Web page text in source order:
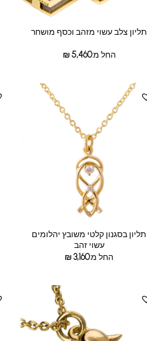
תליון צלב עשוי מזהב וכסף מושחר
החל מ: ₪5,460
תליון בסגנון קלטי משובץ יהלומים
עשוי זהב
החל מ:
₪3,160